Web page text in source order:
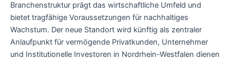
Branchenstruktur prägt das wirtschaftliche Umfeld und
bietet tragfähige Voraussetzungen für nachhaltiges
Wachstum. Der neue Standort wird künftig als zentraler
Anlaufpunkt für vermögende Privatkunden, Unternehmer
und Institutionelle Investoren in Nordrhein-Westfalen dienen